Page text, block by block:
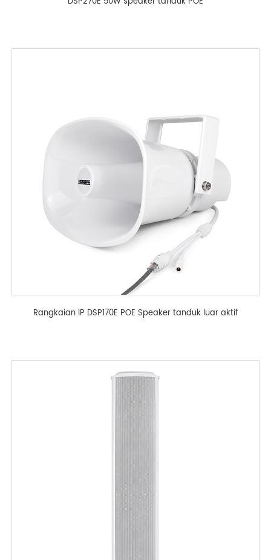
Rangkaian IP DSP170E POE Speaker tanduk luar aktif